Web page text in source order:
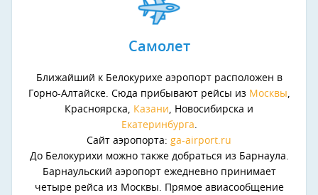
Самолет
Ближайший к Белокурихе аэропорт расположен в
Горно-Алтайске. Сюда прибывают рейсы из Москвы,
Красноярска, Казани, Новосибирска и
Екатеринбурга.
Сайт аэропорта: ga-airport.ru
До Белокурихи можно также добраться из Барнаула.
Барнаульский аэропорт ежедневно принимает
четыре рейса из Москвы. Прямое авиасообщение